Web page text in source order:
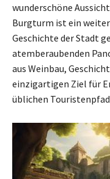
wunderschöne
Burgturm ist ein
Geschichte der Stadt
atemberaubenden
aus Weinbau,
einzigartigen Ziel für
üblichen